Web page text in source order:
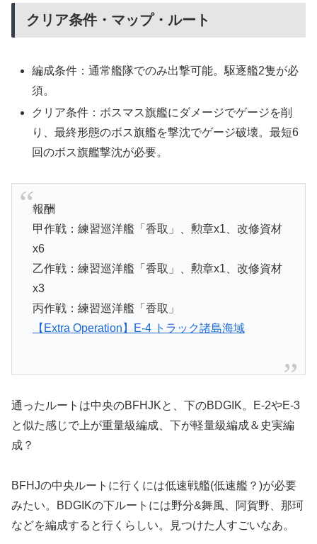
クリア条件・マップ・ルート
編成条件：通常艦隊でのみ出撃可能。駆逐艦2隻が必
須。
クリア条件：ボスマス旗艦にダメージでゲージを削
り、最終形態のボス旗艦を撃沈でゲージ破壊。最短6
回のボス旗艦撃沈が必要。
報酬
甲作戦：練習巡洋艦「香取」、勲章x1、改修資材
x6
乙作戦：練習巡洋艦「香取」、勲章x1、改修資材
x3
丙作戦：練習巡洋艦「香取」
【Extra Operation】E-4 トラック諸島海域
通ったルートは中央のBFHJKと、下のBDGIK。E-2やE-3
と似た感じで上が重量級編成、下が軽量級編成＆史実編
成？
BFHJの中央ルートに行くには低速戦艦(低速艦？)が必要
みたい。BDGIKの下ルートには野分&舞風、阿賀野、那珂
などを編成すると行くらしい。見つけた人すごいなあ。